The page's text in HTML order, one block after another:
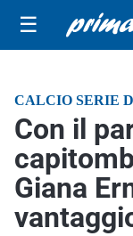
☰
CALCIO SERIE D
Con il
Giana